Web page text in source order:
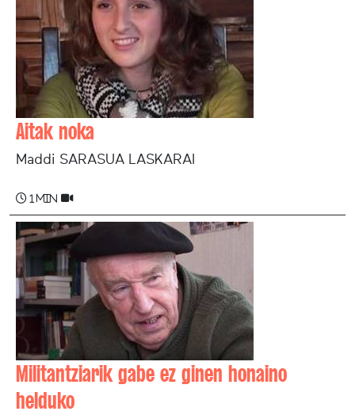
Aitak noka
Maddi SARASUA LASKARAI
1 min
Militantziarik gabe ez ginen honaino
helduko